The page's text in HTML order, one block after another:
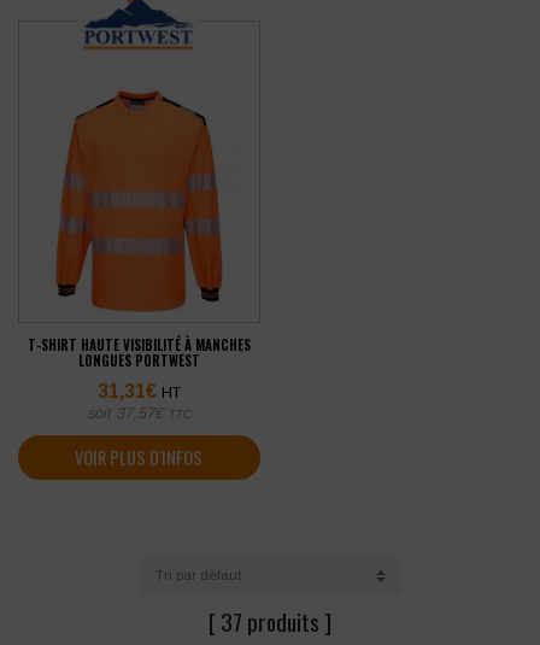
T-SHIRT HAUTE VISIBILITÉ À MANCHES
LONGUES PORTWEST
31,31€ HT
soit 37,57€ TTC
VOIR PLUS D'INFOS
[ 37 produits ]